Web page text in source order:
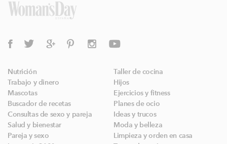
Nutrición
Taller de cocina
Trabajo y dinero
Hijos
Mascotas
Ejercicios y fitness
Buscador de recetas
Planes de ocio
Consultas de sexo y pareja
Ideas y trucos
Salud y bienestar
Moda y belleza
Pareja y sexo
Limpieza y orden en casa